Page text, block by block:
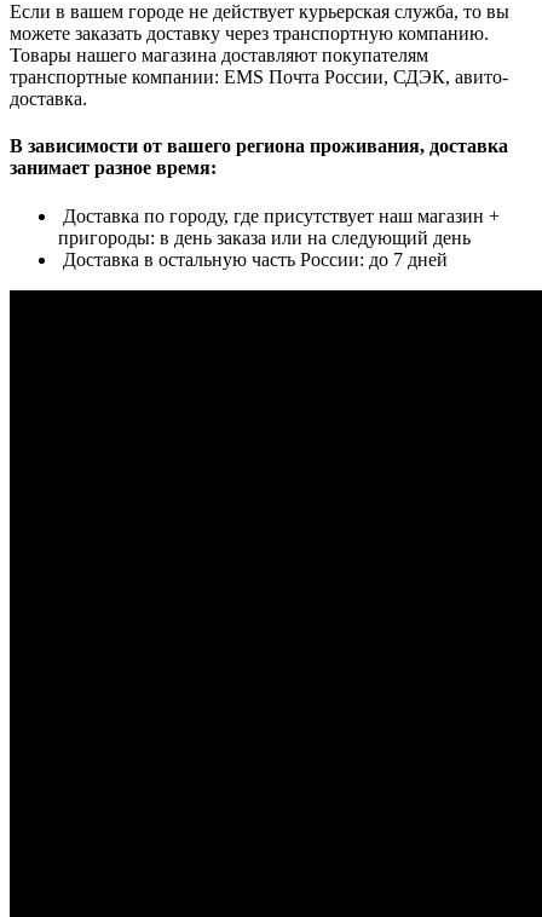
Если в вашем городе не действует курьерская служба, то вы
можете заказать доставку через транспортную компанию.
Товары нашего магазина доставляют покупателям
транспортные компании: EMS Почта России, СДЭК, авито-
доставка.
В зависимости от вашего региона проживания, доставка
занимает разное время:
Доставка по городу, где присутствует наш магазин +
пригороды: в день заказа или на следующий день
Доставка в остальную часть России: до 7 дней